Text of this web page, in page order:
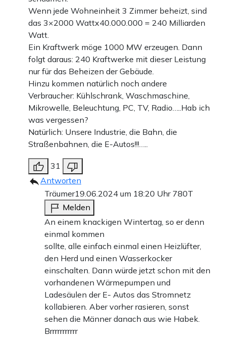
Wenn jede Wohneinheit 3 Zimmer beheizt, sind
das 3×2000 Wattx40.000.000 = 240 Milliarden
Watt.
Ein Kraftwerk möge 1000 MW erzeugen. Dann
folgt daraus: 240 Kraftwerke mit dieser Leistung
nur für das Beheizen der Gebäude.
Hinzu kommen natürlich noch andere
Verbraucher: Kühlschrank, Waschmaschine,
Mikrowelle, Beleuchtung, PC, TV, Radio…..Hab ich
was vergessen?
Natürlich: Unsere Industrie, die Bahn, die
Straßenbahnen, die E-Autos!!!…..
31
Antworten
Träumer19.06.2024 um 18:20 Uhr 780T
Melden
An einem knackigen Wintertag, so er denn
einmal kommen
sollte, alle einfach einmal einen Heizlüfter,
den Herd und einen Wasserkocker
einschalten. Dann würde jetzt schon mit den
vorhandenen Wärmepumpen und
Ladesäulen der E- Autos das Stromnetz
kollabieren. Aber vorher rasieren, sonst
sehen die Männer danach aus wie Habek.
Brrrrrrrrrrr